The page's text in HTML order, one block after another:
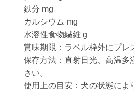
鉄分 mg
カルシウム mg
水溶性食物繊維 g
賞味期限：ラベル枠外にプレ
保存方法：直射日光、高温多
さい。
使用上の目安：犬の状態によ